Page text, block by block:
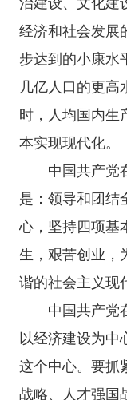
治建设、文化建
经济和社会发展
步达到的小康水
几亿人口的更高
时，人均国内生
本实现现代化。
中国共产党
是：领导和团结
心，坚持四项基
生，艰苦创业，
谐的社会主义现
中国共产党
以经济建设为中
这个中心。要抓
战略、人才强国